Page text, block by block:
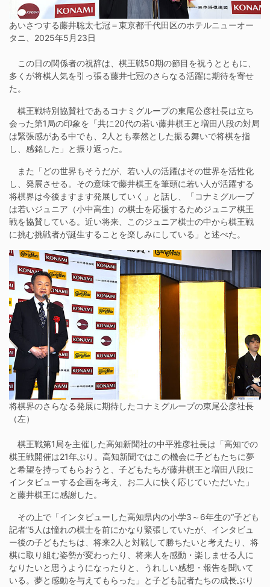
あいさつする藤井聡太七冠＝東京都千代田区のホテルニューオー
タニ、2025年5月23日
この日の関係者の祝辞は、棋王戦50期の節目を祝うとともに、
多くが将棋人気を引っ張る藤井七冠のさらなる活躍に期待を寄せ
た。
棋王戦特別協賛社であるコナミグループの東尾公彦社長は立ち
会った第1局の印象を「共に20代の若い藤井棋王と増田八段の対局
は緊張感がある中でも、2人とも泰然とした振る舞いで将棋を指
し、感銘した」と振り返った。
また「どの世界もそうだが、若い人の活躍はその世界を活性化
し、発展させる。その意味で藤井棋王を筆頭に若い人が活躍する
将棋界は今後ますます発展していく」と話し、「コナミグループ
は若いジュニア（小中高生）の棋士を応援するためジュニア棋王
戦を協賛している。近い将来、このジュニア棋士の中から棋王戦
に挑む挑戦者が誕生することを楽しみにしている」と述べた。
将棋界のさらなる発展に期待したコナミグループの東尾公彦社長
（左）
棋王戦第1局を主催した高知新聞社の中平雅彦社長は「高知での
棋王戦開催は21年ぶり。高知新聞ではこの機会に子どもたちに夢
と希望を持ってもらおうと、子どもたちが藤井棋王と増田八段に
インタビューする企画を考え、お二人に快く応じていただいた」
と藤井棋王に感謝した。
その上で「インタビューした高知県内の小学3～6年生の“子ども
記者”5人は憧れの棋士を前にかなり緊張していたが、インタビュ
ー後の子どもたちは、将来2人と対戦して勝ちたいと考えたり、将
棋に取り組む姿勢が変わったり、将来人を感動・楽しませる人に
なりたいと思うようになったりと、うれしい感想・報告を聞いて
いる。夢と感動を与えてもらった」と子ども記者たちの成長ぶり